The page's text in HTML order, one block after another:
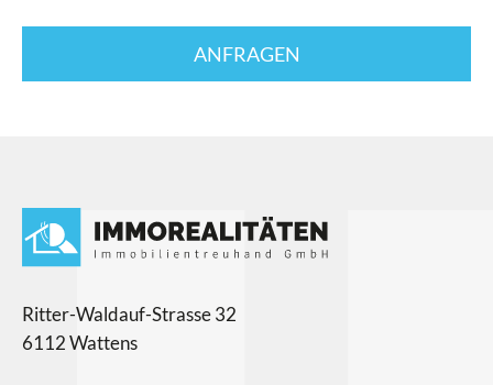
Ritter-Waldauf-Strasse 32
6112 Wattens